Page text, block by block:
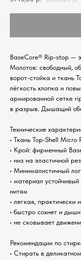
BaseCore® Rip-stop —
Молотов: свободный,
ворот-стойка и ткань
лёгкость хлопка и
армированной сетке
в разрыв. Дышащий
Технические
• Ткань Top-Shell Micro
• Крой: фирменный
• низ на эластичной
• Минималистичный
• материал
нитям
• легкая, практически
• быстро сохнет и
• не сковывает
Рекомендации по
• Стирать в